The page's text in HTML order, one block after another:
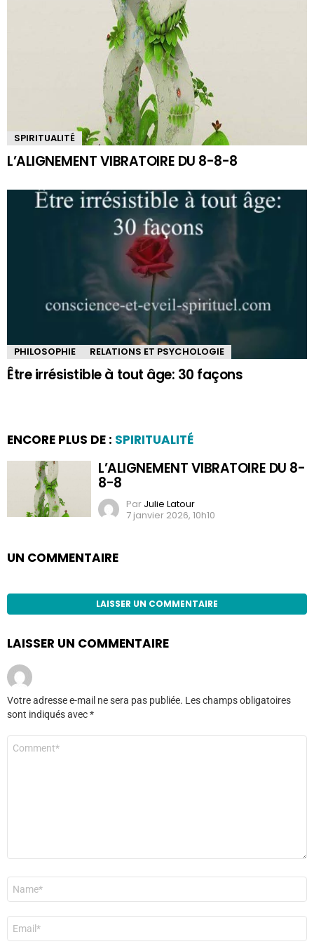
SPIRITUALITÉ
L’ALIGNEMENT VIBRATOIRE DU 8-8-8
PHILOSOPHIE RELATIONS ET PSYCHOLOGIE
Être irrésistible à tout âge: 30 façons
ENCORE PLUS DE : SPIRITUALITÉ
L’ALIGNEMENT VIBRATOIRE DU 8-
8-8
Par Julie Latour
7 janvier 2026, 10h10
UN COMMENTAIRE
LAISSER UN COMMENTAIRE
LAISSER UN COMMENTAIRE
Votre adresse e-mail ne sera pas publiée. Les champs obligatoires
sont indiqués avec*
Commentaire
Nom
E-
mail